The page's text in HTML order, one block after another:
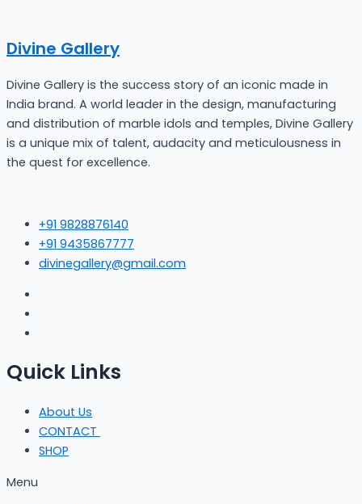
Divine Gallery
Divine Gallery is the success story of an iconic made in
India brand. A world leader in the design, manufacturing
and distribution of marble idols and temples, Divine Gallery
is a unique mix of talent, audacity and meticulousness in
the quest for excellence.
+91 9828876140
+91 9435867777
divinegallery@gmail.com
Quick Links
About Us
CONTACT
SHOP
Menu